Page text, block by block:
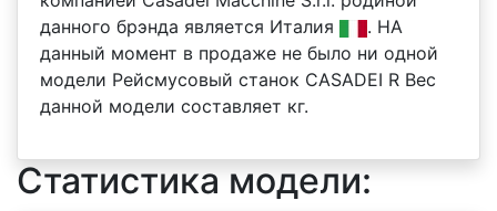
данного брэнда является Италия
. НА
данный момент в продаже не было ни одной
модели Рейсмусовый станок CASADEI R Вес
данной модели составляет кг.
Статистика модели: